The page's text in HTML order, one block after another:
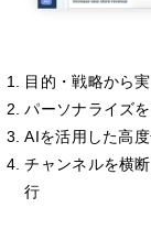
目的・戦略から
パーソナライズ
AIを活用した高
チャンネルを横
行